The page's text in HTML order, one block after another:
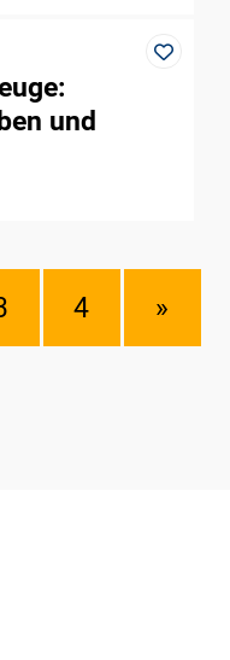
und
4 »